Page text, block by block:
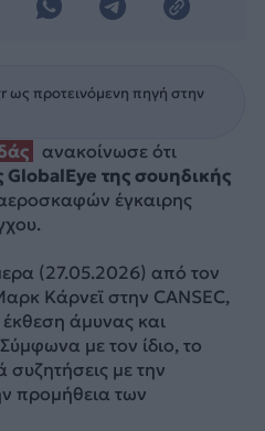
προτεινόμενη πηγή στην
ανακοίνωσε ότι
της σουηδικής
έγκαιρης
(27.05.2026) από τον
Κάρνεϊ στην CANSEC,
άμυνας και
με τον ίδιο, το
συζητήσεις με την
προμήθεια των